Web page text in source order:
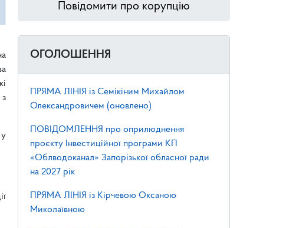
Повідомити про корупцію
ОГОЛОШЕННЯ
ПРЯМА ЛІНІЯ із Семікіним Михайлом
Олександровичем (оновлено)
ПОВІДОМЛЕННЯ про оприлюднення
проєкту Інвестиційної програми КП
«Облводоканал» Запорізької обласної ради
на 2027 рік
ПРЯМА ЛІНІЯ із Кірчевою Оксаною
Миколаївною